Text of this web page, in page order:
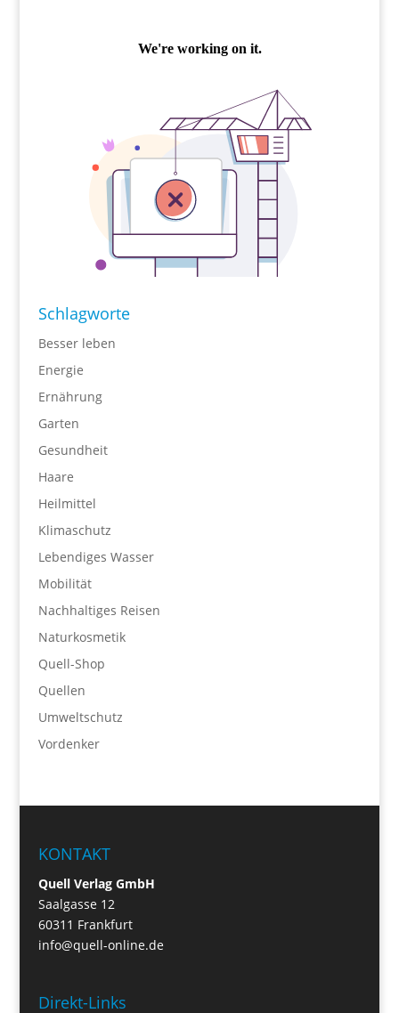
Schlagworte
Besser leben
Energie
Ernährung
Garten
Gesundheit
Haare
Heilmittel
Klimaschutz
Lebendiges Wasser
Mobilität
Nachhaltiges Reisen
Naturkosmetik
Quell-Shop
Quellen
Umweltschutz
Vordenker
KONTAKT
Quell Verlag GmbH
Saalgasse 12
60311 Frankfurt
info@quell-online.de
Direkt-Links